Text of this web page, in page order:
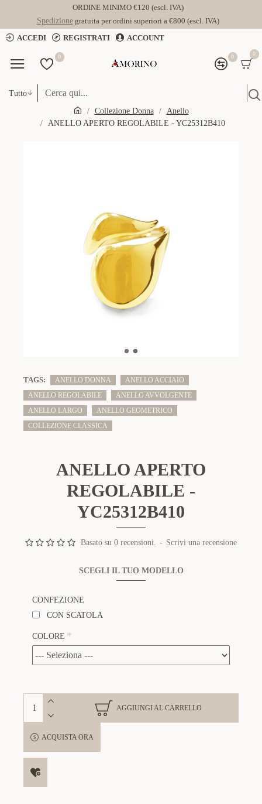
ORDINE MINIMO €120 (escl. IVA)
Spedizionegratuita per ordini superiori a €800 (escl. IVA)
ACCEDI
REGISTRATI ACCOUNT
0 0 0
Tutto
Collezione Donna
Anello
ANELLO APERTO REGOLABILE - YC25312B410
TAGS: ANELLO DONNA
ANELLO ACCIAIO
ANELLO REGOLABILE
ANELLO AVVOLGENTE
ANELLO LARGO
ANELLO GEOMETRICO
COLLEZIONE CLASSICA
ANELLO APERTO
REGOLABILE -
YC25312B410
Basato su 0 recensioni. - Scrivi una recensione
SCEGLI IL TUO MODELLO
CONFEZIONE
CON SCATOLA
COLORE
AGGIUNGI AL CARRELLO
ACQUISTA ORA